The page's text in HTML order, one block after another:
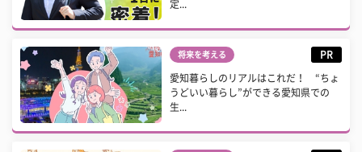
定...
将来を考える PR
愛知暮らしのリアルはこれだ！ “ちょ
うどいい暮らし”ができる愛知県での
生...